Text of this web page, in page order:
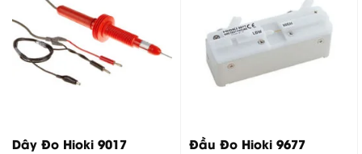
Dây Đo Hioki 9017 Đầu Đo Hioki 9677